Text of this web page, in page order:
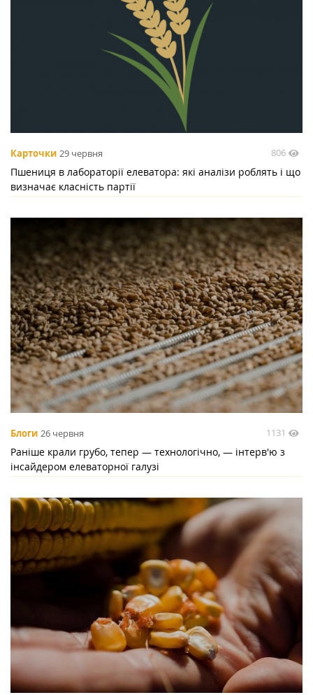
Карточки 29 червня 806
Пшениця в лабораторії елеватора: які аналізи роблять і що
визначає класність партії
Блоги 26 червня 1131
Раніше крали грубо, тепер — технологічно, — інтерв'ю з
інсайдером елеваторної галузі